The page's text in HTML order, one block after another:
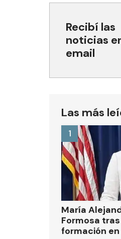
Recibí las
noticias
email
Las más
María
Formosa
formación
1